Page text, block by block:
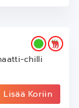
chilli
Lisää Koriin